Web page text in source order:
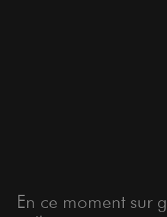
En ce moment sur